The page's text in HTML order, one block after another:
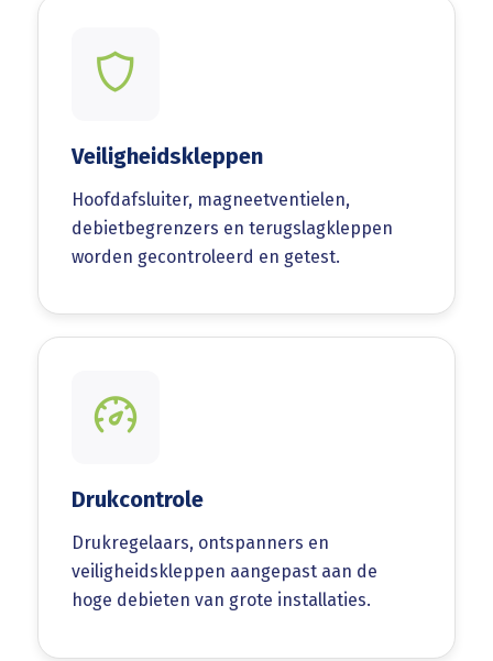
Veiligheidskleppen
Hoofdafsluiter, magneetventielen,
debietbegrenzers en terugslagkleppen
worden gecontroleerd en getest.
Drukcontrole
Drukregelaars, ontspanners en
veiligheidskleppen aangepast aan de
hoge debieten van grote installaties.